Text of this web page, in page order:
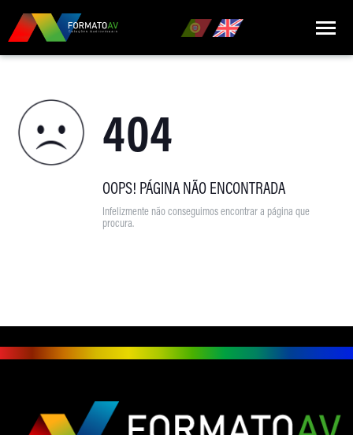
QUEM SOMOS
MARCAS 404
OOPS! PÁGINA NÃO ENCONTRADA
Infelizmente não conseguimos encontrar a página que
procura.